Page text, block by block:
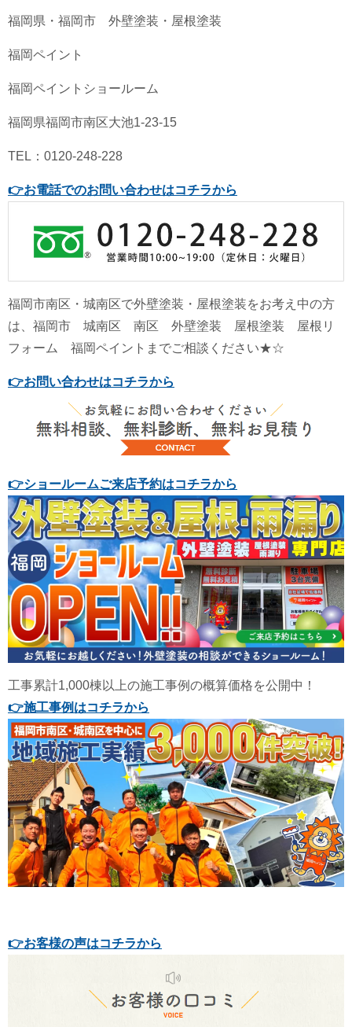
福岡県・福岡市 外壁塗装・屋根塗装
福岡ペイント
福岡ペイントショールーム
福岡県福岡市南区大池1-23-15
TEL：0120-248-228
👉お電話でのお問い合わせはコチラから
福岡市南区・城南区で外壁塗装・屋根塗装をお考え中の方
は、福岡市 城南区 南区 外壁塗装 屋根塗装 屋根リ
フォーム 福岡ペイントまでご相談ください★☆
👉お問い合わせはコチラから
👉ショールームご来店予約はコチラから
工事累計1,000棟以上の施工事例の概算価格を公開中！
👉施工事例はコチラから
👉お客様の声はコチラから